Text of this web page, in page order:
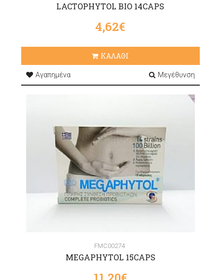
LACTOPHYTOL BIO 14CAPS
4,62€
ΚΑΛΑΘΙ
Αγαπημένα Μεγέθυνση
FMC00274
MEGAPHYTOL 15CAPS